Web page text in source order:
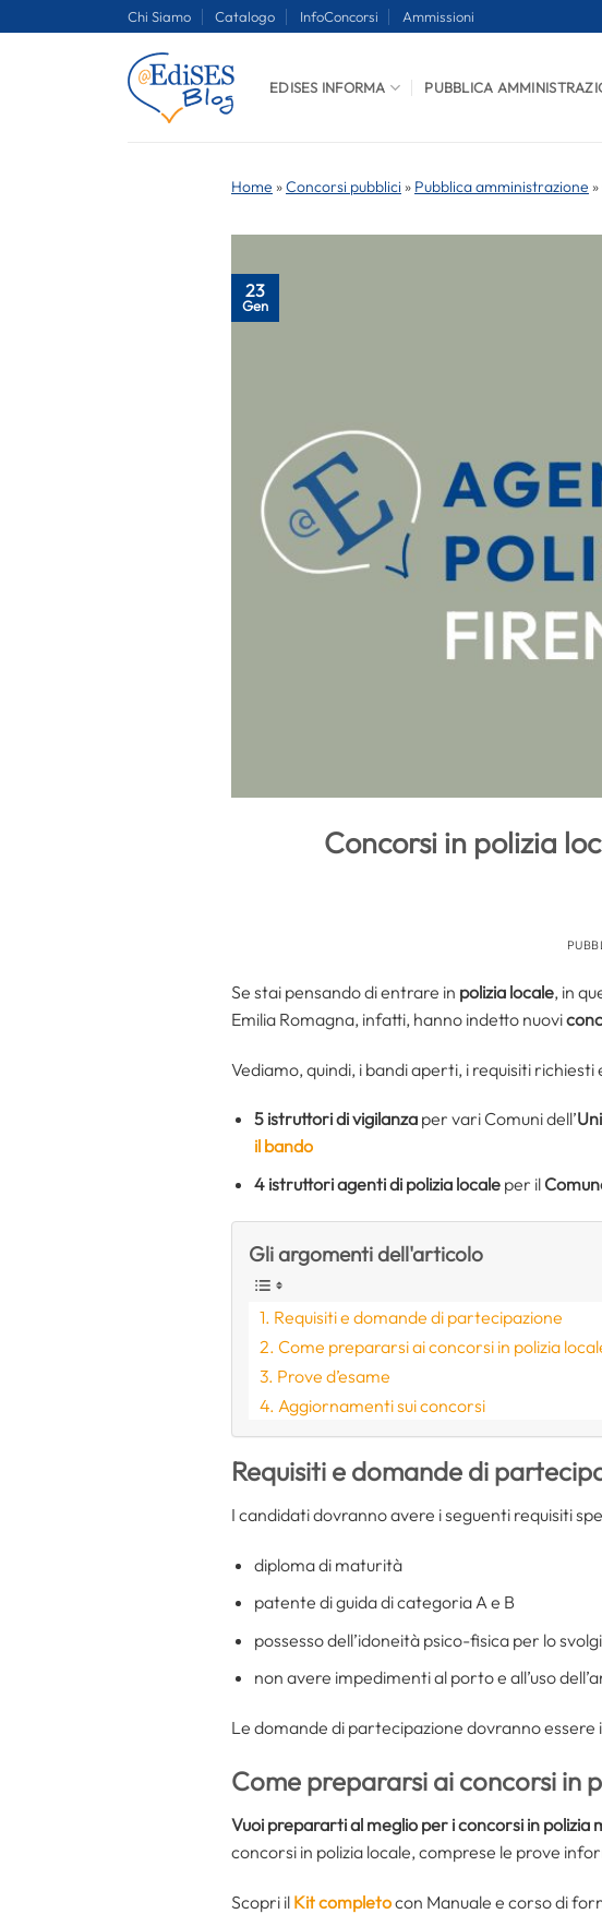
Chi Siamo Catalogo InfoConcorsi Ammissioni
EDISES INFORMA PUBBLICA
Home »Concorsi pubblici » Pubblica amministrazione »
23
Gen
Concorsi in polizia
Se stai pensando di entrare in polizia locale, in
Emilia Romagna, infatti, hanno indetto nuovi
Vediamo, quindi, i bandi aperti, i requisiti
5 istruttori di vigilanzaper vari Comuni dell’
il bando
4 istruttori agenti di polizia localeper il
Gli argomenti dell'articolo
Requisiti e domande di partecipazione
Come prepararsi ai concorsi in polizia
Prove d’esame
Aggiornamenti sui concorsi
Requisiti e domande di
I candidati dovranno avere i seguenti requisiti
diploma di maturità
patente di guida di categoria A e B
possesso dell’idoneità psico-fisica per lo
non avere impedimenti al porto e all’uso
Le domande di partecipazione dovranno
Come prepararsi ai concorsi in
Vuoi prepararti al meglio per i concorsi in polizia
concorsi in polizia locale, comprese le prove
Scopri il Kit completocon Manuale e corso di